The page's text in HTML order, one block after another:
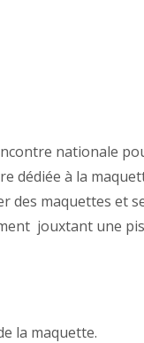
nationale
dédiée à la
des maquettes et
jouxtant une
la maquette.